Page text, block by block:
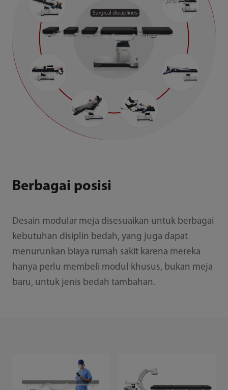
Berbagai posisi
Desain modular meja disesuaikan untuk berbagai
kebutuhan disiplin bedah, yang juga dapat
menurunkan biaya rumah sakit karena mereka
hanya perlu membeli modul khusus, bukan meja
baru, untuk jenis bedah tambahan.